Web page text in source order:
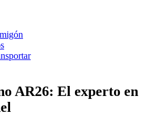
AR26: El experto en